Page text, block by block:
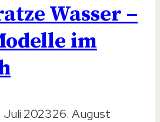
Wasser –
im
Juli 202326. August